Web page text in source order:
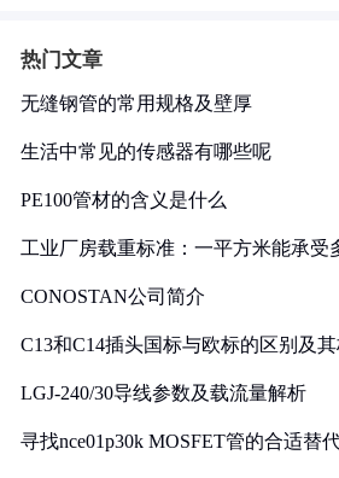
热门文章
无缝钢管的常用规格及壁厚
生活中常见的传感器有哪些呢
PE100管材的含义是什么
工业厂房载重标准：一平方米能承受
CONOSTAN公司简介
C13和C14插头国标与欧标的区别及
LGJ-240/30导线参数及载流量解析
寻找nce01p30k MOSFET管的合适替